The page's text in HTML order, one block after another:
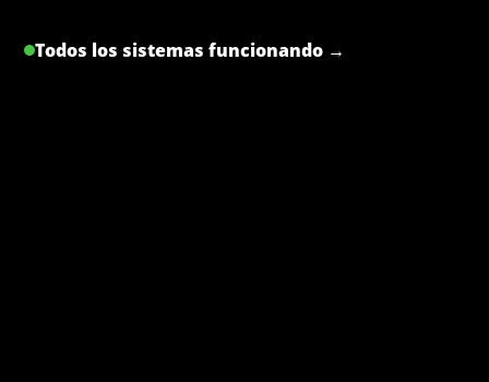
Todos los sistemas funcionando →